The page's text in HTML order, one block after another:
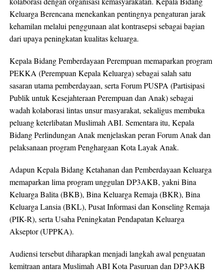
Keluarga Berencana menekankan pentingnya pengaturan jarak
kehamilan melalui penggunaan alat kontrasepsi sebagai bagian
dari upaya peningkatan kualitas keluarga.
Kepala Bidang Pemberdayaan Perempuan memaparkan program
PEKKA (Perempuan Kepala Keluarga) sebagai salah satu
sasaran utama pemberdayaan, serta Forum PUSPA (Partisipasi
Publik untuk Kesejahteraan Perempuan dan Anak) sebagai
wadah kolaborasi lintas unsur masyarakat, sekaligus membuka
peluang keterlibatan Muslimah ABI. Sementara itu, Kepala
Bidang Perlindungan Anak menjelaskan peran Forum Anak dan
pelaksanaan program Penghargaan Kota Layak Anak.
Adapun Kepala Bidang Ketahanan dan Pemberdayaan Keluarga
memaparkan lima program unggulan DP3AKB, yakni Bina
Keluarga Balita (BKB), Bina Keluarga Remaja (BKR), Bina
Keluarga Lansia (BKL), Pusat Informasi dan Konseling Remaja
(PIK-R), serta Usaha Peningkatan Pendapatan Keluarga
Akseptor (UPPKA).
Audiensi tersebut diharapkan menjadi langkah awal penguatan
kemitraan antara Muslimah ABI Kota Pasuruan dan DP3AKB